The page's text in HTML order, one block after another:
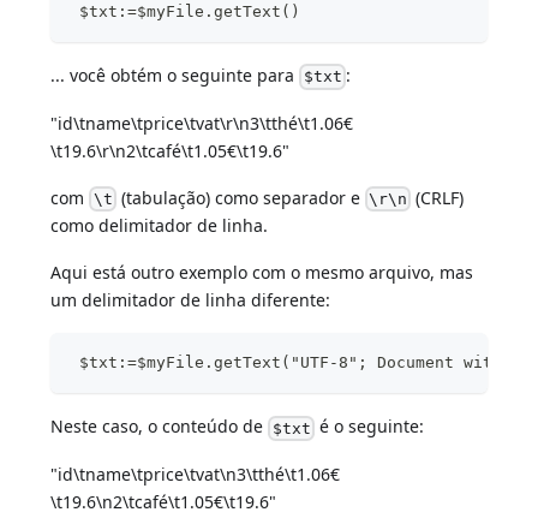
$txt:=$myFile.getText()
... você obtém o seguinte para $txt :
"id\tname\tprice\tvat\r\n3\tthé\t1.06€
\t19.6\r\n2\tcafé\t1.05€\t19.6"
com \t (tabulação) como separador e \r\n (CRLF)
como delimitador de linha.
Aqui está outro exemplo com o mesmo arquivo, mas
um delimitador de linha diferente:
$txt:=$myFile.getText("UTF-8"; Document with
Neste caso, o conteúdo de $txt é o seguinte:
"id\tname\tprice\tvat\n3\tthé\t1.06€
\t19.6\n2\tcafé\t1.05€\t19.6"